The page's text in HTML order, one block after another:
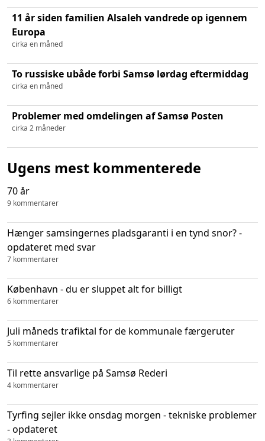
11 år siden familien Alsaleh vandrede op igennem
Europa
cirka en måned
To russiske ubåde forbi Samsø lørdag eftermiddag
cirka en måned
Problemer med omdelingen af Samsø Posten
cirka 2 måneder
Ugens mest kommenterede
70 år
9 kommentarer
Hænger samsingernes pladsgaranti i en tynd snor? -
opdateret med svar
7 kommentarer
København - du er sluppet alt for billigt
6 kommentarer
Juli måneds trafiktal for de kommunale færgeruter
5 kommentarer
Til rette ansvarlige på Samsø Rederi
4 kommentarer
Tyrfing sejler ikke onsdag morgen - tekniske problemer
- opdateret